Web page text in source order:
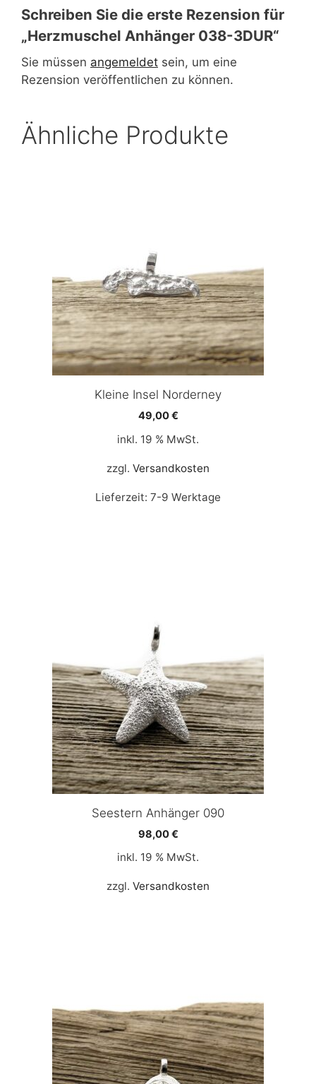
Schreiben Sie die erste Rezension für
„Herzmuschel Anhänger 038-3DUR“
Sie müssen angemeldet sein, um eine
Rezension veröffentlichen zu können.
Ähnliche Produkte
Kleine Insel Norderney
49,00€
inkl. 19 % MwSt.
zzgl. Versandkosten
Lieferzeit: 7-9 Werktage
Seestern Anhänger 090
98,00€
inkl. 19 % MwSt.
zzgl. Versandkosten